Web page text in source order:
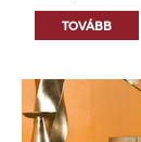
TOVÁBB